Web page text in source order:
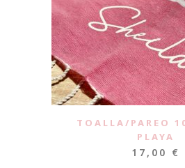
TOALLA/PAREO
PLAYA
17,00 €